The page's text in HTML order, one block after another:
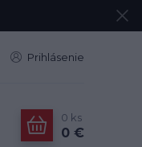
Prihlásenie
0 ks
0 €